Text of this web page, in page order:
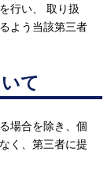
行い、 取り扱
よう当該第三者
て
場合を除き、個
く、第三者に提